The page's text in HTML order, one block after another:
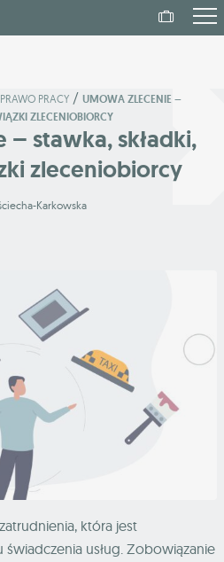
PRAWO PRACY / UMOWA ZLECENIE –
ZLECENIOBIORCY
– stawka, składki,
zleceniobiorcy
Karkowska
która jest
usług. Zobowiązanie